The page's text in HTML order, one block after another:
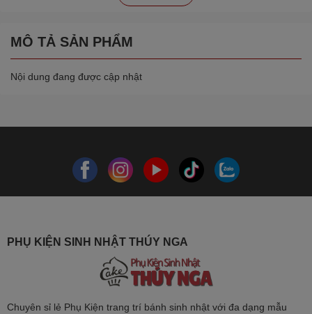
MÔ TẢ SẢN PHẨM
Nội dung đang được cập nhật
PHỤ KIỆN SINH NHẬT THÚY NGA
Chuyên sỉ lẻ Phụ Kiện trang trí bánh sinh nhật với đa dạng mẫu